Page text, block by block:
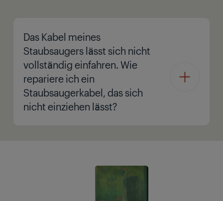
Das Kabel meines
Staubsaugers lässt sich nicht
vollständig einfahren. Wie
repariere ich ein
Staubsaugerkabel, das sich
nicht einziehen lässt?